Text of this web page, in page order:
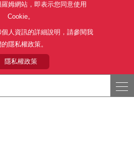
用目的 隱私權政策
品銷售之標準條款(PDF)
LTD. ALL RIGHTS RESERVED.
姆網站，即表示您同意使用
Cookie。
人資訊的詳細說明，請參閱我
隱私權政策。
隱私權政策